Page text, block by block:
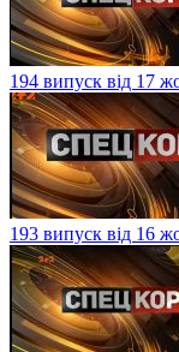
194 випуск від 17
193 випуск від 16